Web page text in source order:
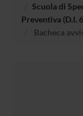
Scuola di
Preventiva (D.I.
Bacheca